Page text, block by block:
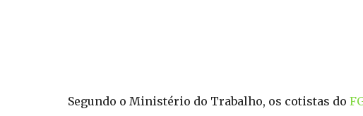
Segundo o Ministério do Trabalho, os cotistas do